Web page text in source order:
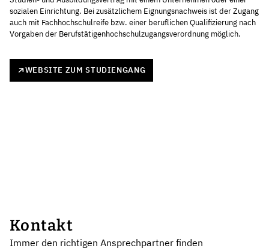
sozialen Einrichtung. Bei zusätzlichem Eignungsnachweis ist der Zugang
auch mit Fachhochschulreife bzw. einer beruflichen Qualifizierung nach
Vorgaben der Berufstätigenhochschulzugangsverordnung möglich.
WEBSITE ZUM STUDIENGANG
Kontakt
Immer den richtigen Ansprechpartner finden